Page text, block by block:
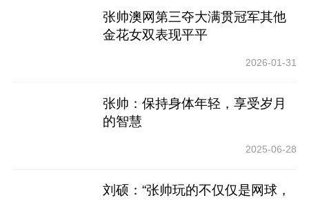
张帅澳网第三夺大满贯冠军其他
金花女双表现平平
2026-01-31
张帅：保持身体年轻，享受岁月
的智慧
2025-06-28
刘硕：“张帅玩的不仅仅是网球，